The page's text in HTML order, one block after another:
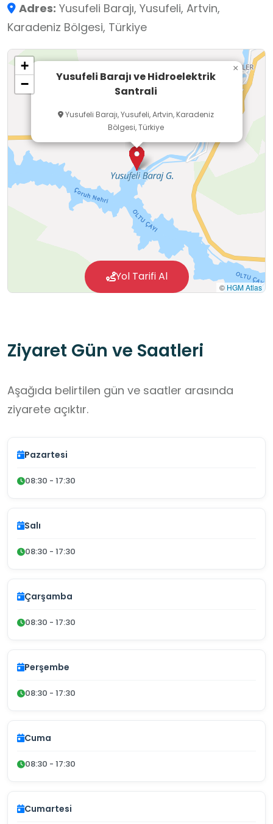
MW olan santralde, yılda 1,888 milyar kWh enerji
üretilecektir.
Proje kapsamında 61 bin ton demir, 9 bin ton
çelik olmak üzere toplam 70 bin ton demir ve
çelik mamul kullanıldı.
Adres: Yusufeli Barajı, Yusufeli, Artvin,
Karadeniz Bölgesi, Türkiye
Yusufeli Barajı ve Hidroelektrik
Santrali
Yusufeli Barajı, Yusufeli, Artvin, Karadeniz
Bölgesi, Türkiye
×
+
−
© HGM Atlas
Yol Tarifi Al
Ziyaret Gün ve Saatleri
Aşağıda belirtilen gün ve saatler arasında
ziyarete açıktır.
Pazartesi
08:30 - 17:30
Salı
08:30 - 17:30
Çarşamba
08:30 - 17:30
Perşembe
08:30 - 17:30
Cuma
08:30 - 17:30
Cumartesi